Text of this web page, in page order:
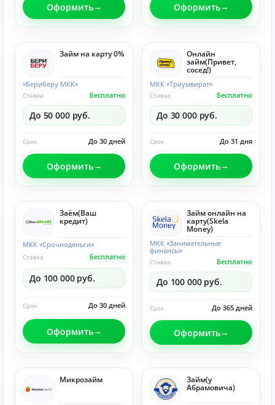
Оформить Оформить
Займ на карту 0%
«Бериберу МКК»
Бесплатно
Ставка
До 50 000 руб.
До 30 дней
Срок
Оформить
Онлайн
займ(Привет,
сосед!)
МКК «Триумвират»
Бесплатно
Ставка
До 30 000 руб.
До 31 дня
Срок
Оформить
Заём(Ваш
кредит)
МКК «Срочноденьги»
Бесплатно
Ставка
До 100 000 руб.
До 30 дней
Срок
Оформить
Займ онлайн на
карту(Skela
Money)
МКК «Занимательные
финансы»
Бесплатно
Ставка
До 100 000 руб.
До 365 дней
Срок
Оформить
Микрозайм Займ(у
Абрамовича)